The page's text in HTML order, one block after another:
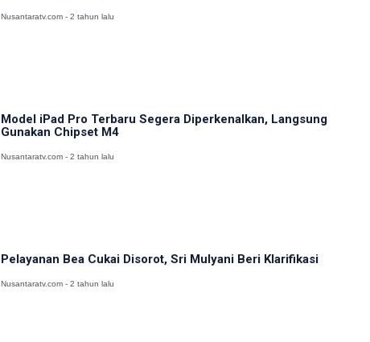
Nusantaratv.com - 2 tahun lalu
Model iPad Pro Terbaru Segera Diperkenalkan, Langsung
Gunakan Chipset M4
Nusantaratv.com - 2 tahun lalu
Pelayanan Bea Cukai Disorot, Sri Mulyani Beri Klarifikasi
Nusantaratv.com - 2 tahun lalu